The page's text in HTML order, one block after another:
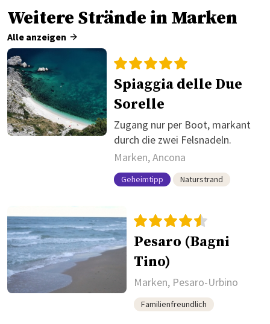
Weitere Strände in Marken
Alle anzeigen
Spiaggia delle Due
Sorelle
Zugang nur per Boot, markant
durch die zwei Felsnadeln.
Marken, Ancona
Geheimtipp Naturstrand
Pesaro (Bagni
Tino)
Marken, Pesaro-Urbino
Familienfreundlich